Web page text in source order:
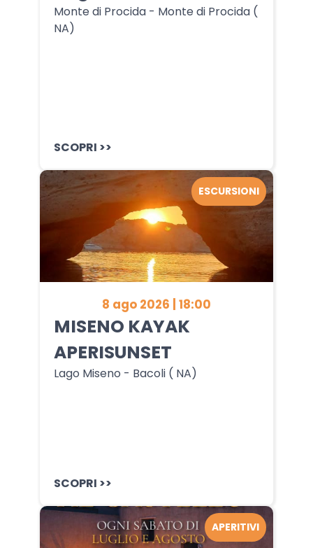
Monte di Procida - Monte di Procida (
NA)
SCOPRI >>
8 ago 2026 | 18:00
MISENO KAYAK
APERISUNSET
Lago Miseno - Bacoli ( NA)
SCOPRI >>
ESCURSIONI
APERITIVI